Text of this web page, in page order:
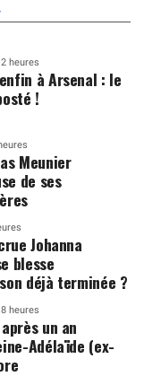
heures
à Arsenal : le
!
Meunier
de ses
Johanna
blesse
déjà terminée ?
heures
un an
Adélaïde (ex-